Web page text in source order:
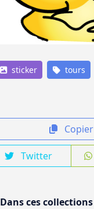
sticker tours
Copier
Twitter
Dans ces collections